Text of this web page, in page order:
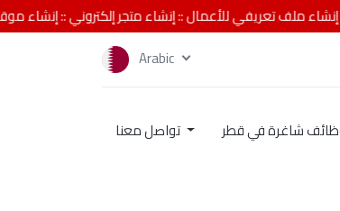
تعريفي للأعمال::إنشاء متجر إلكتروني::إنشاء موقع
Arabic
شاغرة في قطر